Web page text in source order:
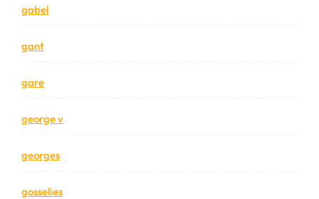
gabel
gant
gare
george v
georges
gosselies